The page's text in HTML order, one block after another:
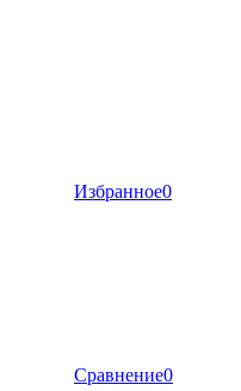
Избранное0
Сравнение0